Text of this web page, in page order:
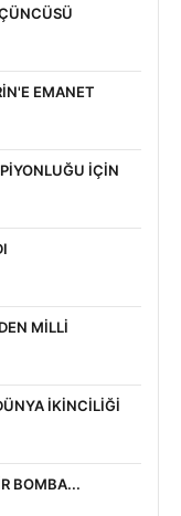
EMANET
İÇİN
MİLLİ
İKİNCİLİĞİ
BOMBA...